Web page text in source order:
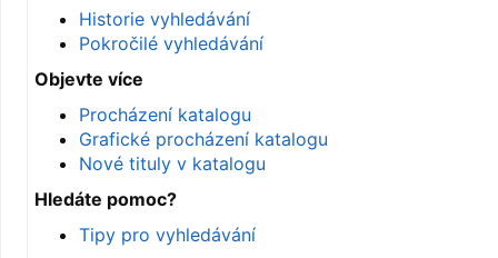
Historie vyhledávání
Pokročilé vyhledávání
Objevte více
Procházení katalogu
Grafické procházení katalogu
Nové tituly v katalogu
Hledáte pomoc?
Tipy pro vyhledávání